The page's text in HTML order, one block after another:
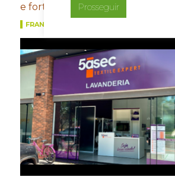
Prosseguir
e fortalecimento de portfólio
FRANQUIAS